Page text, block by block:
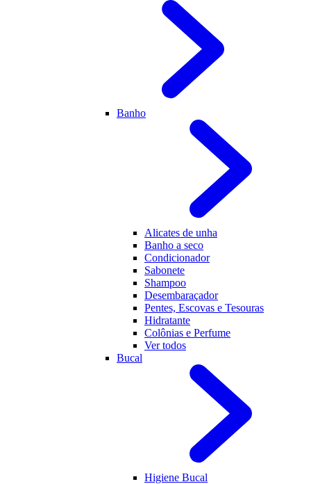
Banho
Alicates de unha
Banho a seco
Condicionador
Sabonete
Shampoo
Desembaraçador
Pentes, Escovas e Tesouras
Hidratante
Colônias e Perfume
Ver todos
Bucal
Higiene Bucal